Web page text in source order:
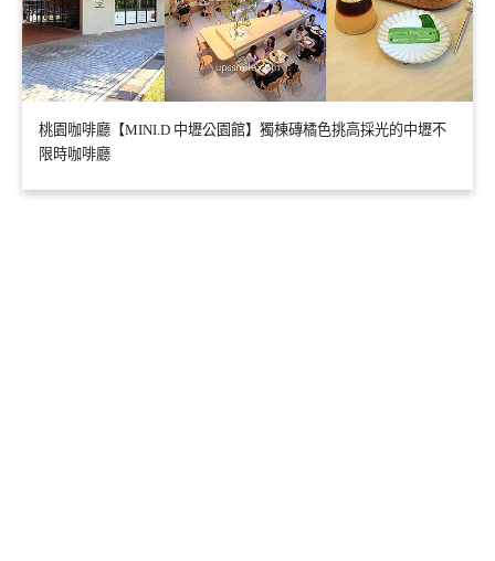
桃園咖啡廳【MINI.D 中壢公園館】獨棟磚橘色挑高採光的中壢不
限時咖啡廳